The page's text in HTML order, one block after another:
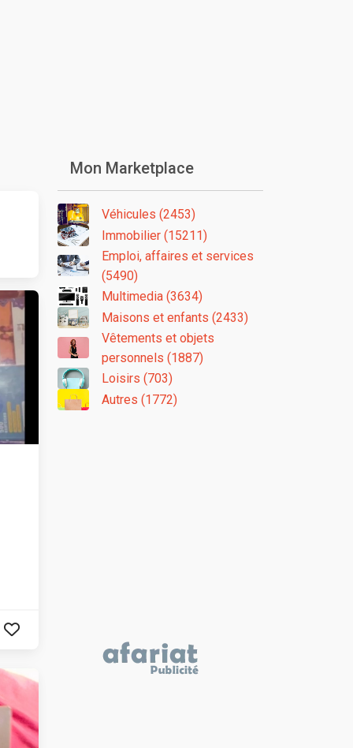
Mon Marketplace
Véhicules (2453)
Immobilier (15211)
Emploi, affaires et services
(5490)
Multimedia (3634)
Maisons et enfants (2433)
Vêtements et objets
personnels (1887)
Loisirs (703)
Autres (1772)